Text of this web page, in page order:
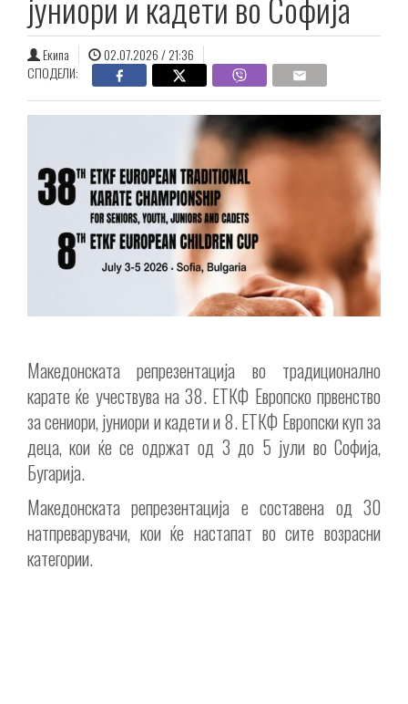
Екипа
02.07.2026 / 21:36
СПОДЕЛИ:
Македонската репрезентација во традиционално
карате ќе учествува на 38. ЕТКФ Европско првенство
за сениори, јуниори и кадети и 8. ЕТКФ Европски куп за
деца, кои ќе се одржат од 3 до 5 јули во Софија,
Бугарија.
Македонската репрезентација е составена од 30
натпреварувачи, кои ќе настапат во сите возрасни
категории.